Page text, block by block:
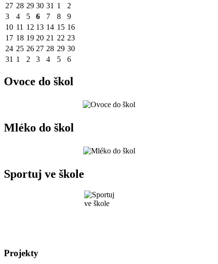
27 28 29 30 31 1
2
3
4 5 6 7 8
9
10 11 12 13 14 15 16
17 18 19 20 21 22 23
24 25 26 27 28 29 30
31 1 2 3 4 5 6
Ovoce do škol
Mléko do škol
Sportuj ve škole
Projekty